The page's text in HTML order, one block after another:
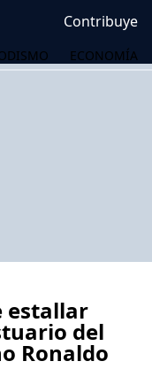
Contribuye
ECONOMÍA
estallar
del
Ronaldo